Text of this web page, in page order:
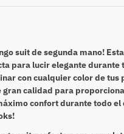
suit de segunda mano! Esta
para lucir elegante durante
con cualquier color de tus
calidad para
confort durante todo el